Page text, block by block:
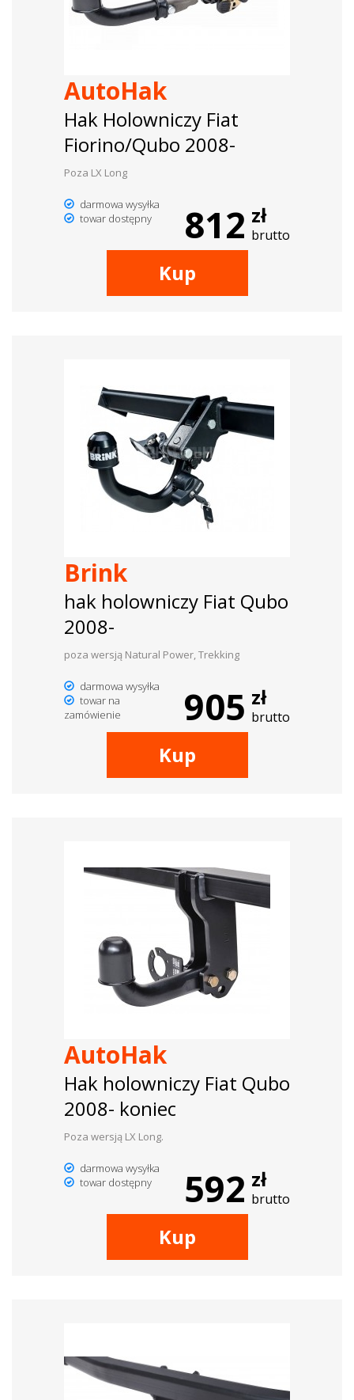
AutoHak
Hak Holowniczy Fiat
Fiorino/Qubo 2008-
Poza LX Long
darmowa wysyłka
towar dostępny
812 zł
brutto
Kup
Brink
hak holowniczy Fiat Qubo
2008-
poza wersją Natural Power, Trekking
darmowa wysyłka
towar na
zamówienie
905 zł
brutto
Kup
AutoHak
Hak holowniczy Fiat Qubo
2008- koniec
Poza wersją LX Long.
darmowa wysyłka
towar dostępny
592 zł
brutto
Kup